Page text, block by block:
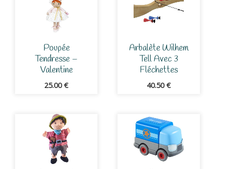
Poupée
Tendresse –
Valentine
25.00€
Arbalète Wilhem
Tell Avec 3
Fléchettes
40.50€